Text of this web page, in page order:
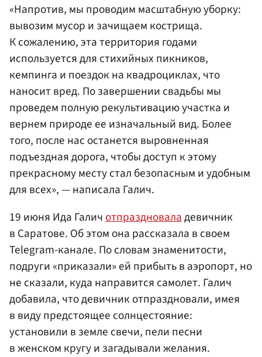
«Напротив, мы проводим масштабную уборку:
вывозим мусор и зачищаем кострища.
К сожалению, эта территория годами
используется для стихийных пикников,
кемпинга и поездок на квадроциклах, что
наносит вред. По завершении свадьбы мы
проведем полную рекультивацию участка и
вернем природе ее изначальный вид. Более
того, после нас останется выровненная
подъездная дорога, чтобы доступ к этому
прекрасному месту стал безопасным и удобным
для всех», — написала Галич.
19 июня Ида Галичотпраздноваладевичник
в Саратове. Об этом она рассказала в своем
Telegram-канале. По словам знаменитости,
подруги «приказали» ей прибыть в аэропорт, но
не сказали, куда направится самолет. Галич
добавила, что девичник отпраздновали, имея
в виду предстоящее солнцестояние:
установили в земле свечи, пели песни
в женском кругу и загадывали желания.